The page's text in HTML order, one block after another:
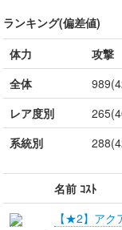
ランキング(偏差値)
体力
攻撃
全体
レア度別
系統別
名前 ｺｽﾄ
【★2】アク